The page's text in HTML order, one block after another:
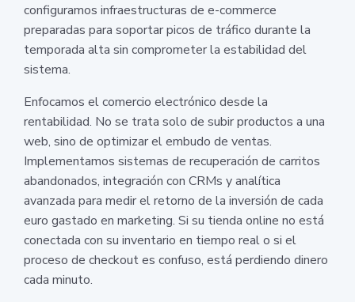
configuramos infraestructuras de e-commerce
preparadas para soportar picos de tráfico durante la
temporada alta sin comprometer la estabilidad del
sistema.
Enfocamos el comercio electrónico desde la
rentabilidad. No se trata solo de subir productos a una
web, sino de optimizar el embudo de ventas.
Implementamos sistemas de recuperación de carritos
abandonados, integración con CRMs y analítica
avanzada para medir el retorno de la inversión de cada
euro gastado en marketing. Si su tienda online no está
conectada con su inventario en tiempo real o si el
proceso de checkout es confuso, está perdiendo dinero
cada minuto.